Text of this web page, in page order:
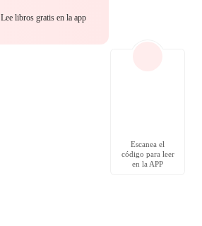
Lee libros gratis en la app
Escanea el
código para leer
en la APP